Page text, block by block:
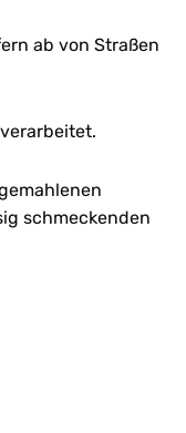
ab von Straßen
schmeckenden